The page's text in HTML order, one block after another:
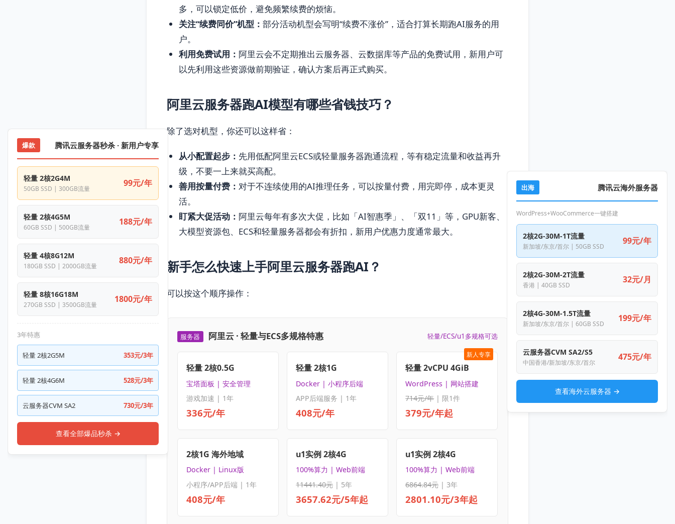
多，可以锁定低价，避免频繁续费的烦恼。
关注“续费同价”机型： 部分活动机型会写明“续费不涨价”，适合打算长期跑AI服务的用
户。
利用免费试用： 阿里云会不定期推出云服务器、云数据库等产品的免费试用，新用户可
以先利用这些资源做前期验证，确认方案后再正式购买。
阿里云服务器跑AI模型有哪些省钱技巧？
除了选对机型，你还可以这样省：
从小配置起步： 先用低配阿里云ECS或轻量服务器跑通流程，等有稳定流量和收益再升
级，不要一上来就买高配。
善用按量付费： 对于不连续使用的AI推理任务，可以按量付费，用完即停，成本更灵
活。
盯紧大促活动： 阿里云每年有多次大促，比如「AI智惠季」、「双11」等，GPU新客、
大模型资源包、ECS和轻量服务器都会有折扣，新用户优惠力度通常最大。
新手怎么快速上手阿里云服务器跑AI？
可以按这个顺序操作：
服务器 阿里云 · 轻量与ECS多规格特惠 轻量/ECS/u1多规格可选
轻量 2核0.5G
宝塔面板 | 安全管理
游戏加速 | 1年
336元/年
轻量 2核1G
Docker | 小程序后端
APP后端服务 | 1年
408元/年
新人专享
轻量 2vCPU 4GiB
WordPress | 网站搭建
714元/年| 限1件
379元/年起
2核1G 海外地域
Docker | Linux版
小程序/APP后端 | 1年
408元/年
u1实例 2核4G
100%算力 | Web前端
11441.40元 | 5年
3657.62元/5年起
u1实例 2核4G
100%算力 | Web前端
6864.84元| 3年
2801.10元/3年起
爆款 腾讯云服务器秒杀 · 新用户专享
轻量 2核2G4M
50GB SSD | 300GB流量
99元/年
轻量 2核4G5M
60GB SSD | 500GB流量
188元/年
轻量 4核8G12M
180GB SSD | 2000GB流量
880元/年
轻量 8核16G18M
270GB SSD | 3500GB流量
1800元/年
3年特惠
轻量 2核2G5M 353元/3年
轻量 2核4G6M 528元/3年
云服务器CVM SA2 730元/3年
查看全部爆品秒杀 →
出海 腾讯云海外服务器
WordPress+WooCommerce一键搭建
2核2G-30M-1T流量
新加坡/东京/首尔 | 50GB SSD
99元/年
2核2G-30M-2T流量
香港 | 40GB SSD
32元/月
2核4G-30M-1.5T流量
新加坡/东京/首尔 | 60GB SSD
199元/年
云服务器CVM SA2/S5
中国香港/新加坡/东京/首尔
475元/年
查看海外云服务器 →